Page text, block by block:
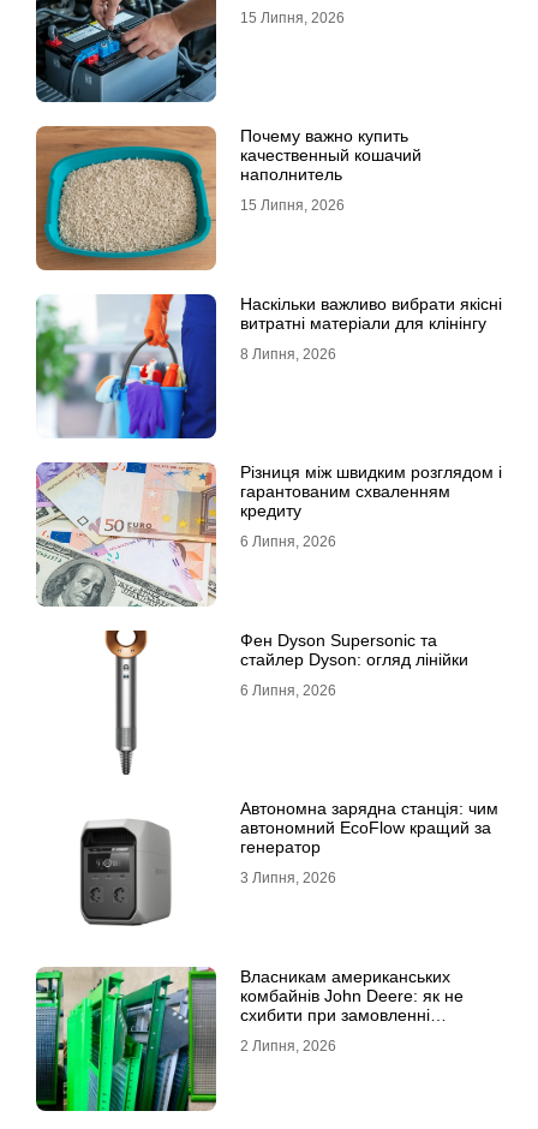
15 Липня, 2026
Почему важно купить
качественный кошачий
наполнитель
15 Липня, 2026
Наскільки важливо вибрати якісні
витратні матеріали для клінінгу
8 Липня, 2026
Різниця між швидким розглядом і
гарантованим схваленням
кредиту
6 Липня, 2026
Фен Dyson Supersonic та
стайлер Dyson: огляд лінійки
6 Липня, 2026
Автономна зарядна станція: чим
автономний EcoFlow кращий за
генератор
3 Липня, 2026
Власникам американських
комбайнів John Deere: як не
схибити при замовленні
2 Липня, 2026